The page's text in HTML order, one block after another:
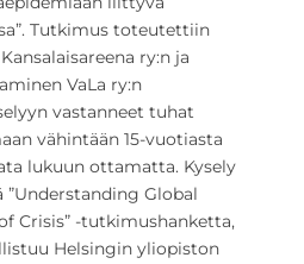
Tutkimus toteutettiin
ry:n ja
VaLa ry:n
vastanneet tuhat
vähintään 15-vuotiasta
lukuun ottamatta. Kysely
”Understanding Global
Crisis” -tutkimushanketta,
Helsingin yliopiston